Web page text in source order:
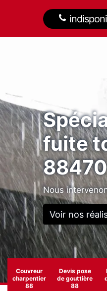
fuite
88470
Nous
Voir nos
Couvreur
charpentier
88
Devis pose
de gouttière
88